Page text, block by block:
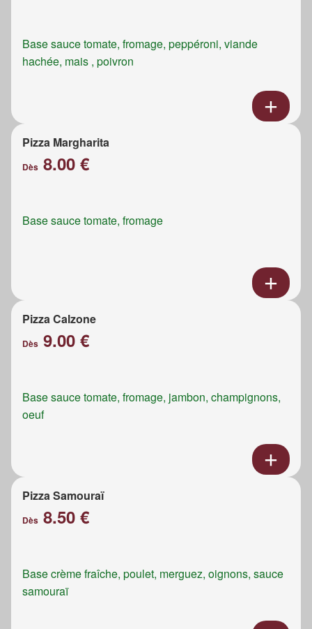
Base sauce tomate, fromage, peppéroni, viande
hachée, mais , poivron
Pizza Margharita
Dès 8.00 €
Base sauce tomate, fromage
Pizza Calzone
Dès 9.00 €
Base sauce tomate, fromage, jambon, champignons,
oeuf
Pizza Samouraï
Dès 8.50 €
Base crème fraîche, poulet, merguez, oignons, sauce
samouraï